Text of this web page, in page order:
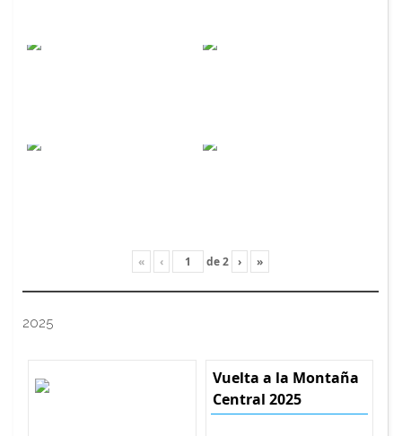
« ‹ de2 › »
2025
Vuelta a la Montaña
Central 2025